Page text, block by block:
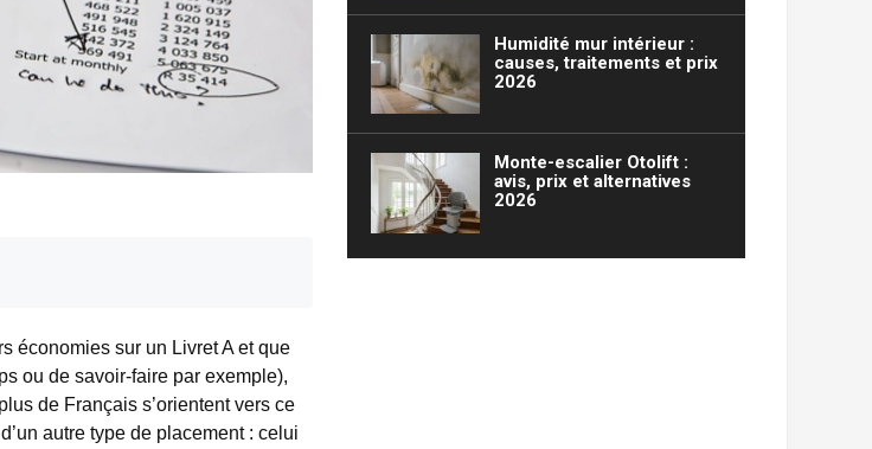
économies sur un Livret A et que
ou de savoir-faire par exemple),
de Français s’orientent vers ce
autre type de placement : celui
Humidité mur intérieur :
causes, traitements et prix
2026
Monte-escalier Otolift :
avis, prix et alternatives
2026